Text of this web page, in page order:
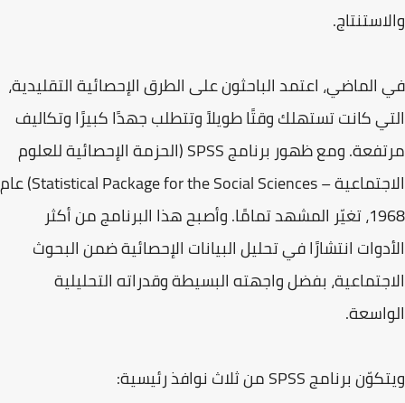
والاستنتاج.
في الماضي، اعتمد الباحثون على الطرق الإحصائية التقليدية،
التي كانت تستهلك وقتًا طويلاً وتتطلب جهدًا كبيرًا وتكاليف
مرتفعة. ومع ظهور برنامج SPSS (الحزمة الإحصائية للعلوم
الاجتماعية – Statistical Package for the Social Sciences) عام
1968، تغيّر المشهد تمامًا. وأصبح هذا البرنامج من أكثر
الأدوات انتشارًا في تحليل البيانات الإحصائية ضمن البحوث
الاجتماعية، بفضل واجهته البسيطة وقدراته التحليلية
الواسعة.
ويتكوّن برنامج SPSS من ثلاث نوافذ رئيسية: